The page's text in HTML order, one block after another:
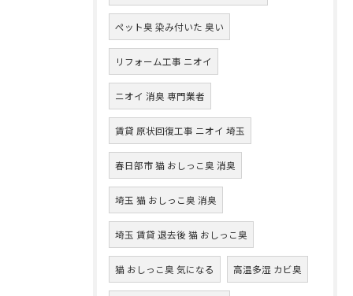
ペット臭 染み付いた 臭い
リフォーム工事 ニオイ
ニオイ 消臭 専門業者
賃貸 原状回復工事 ニオイ 埼玉
春日部市 猫 おしっこ臭 消臭
埼玉 猫 おしっこ臭 消臭
埼玉 賃貸 退去後 猫 おしっこ臭
猫 おしっこ臭 気になる 高温多湿 カビ臭